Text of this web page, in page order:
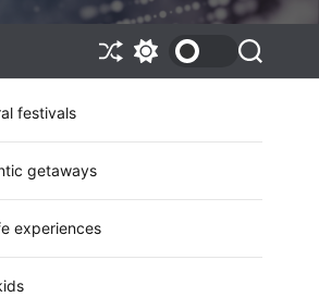
S
h
S
w
m
S
e
festivals
getaways
experiences